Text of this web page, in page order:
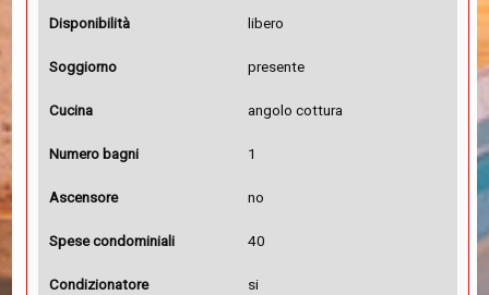
Disponibilità libero
Soggiorno presente
Cucina angolo cottura
Numero bagni 1
Ascensore no
Spese condominiali 40
Condizionatore si